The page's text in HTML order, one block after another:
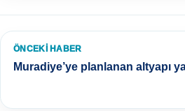
ÖNCEKI HABER
Muradiye’ye planlanan altyapı